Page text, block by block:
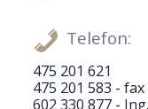
Telefon:
475 201 621
475 201 583 - fax
602 330 877 -